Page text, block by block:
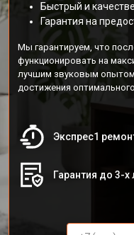
Быстрый и
Гарантия на
Мы гарантируем, что
функционировать на
лучшим звуковым
достижения
Экспрес1
Гарантия до 3-х